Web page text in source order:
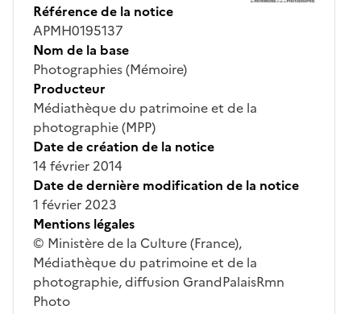
Référence de la notice
APMH0195137
Nom de la base
Photographies (Mémoire)
Producteur
Médiathèque du patrimoine et de la
photographie (MPP)
Date de création de la notice
14 février 2014
Date de dernière modification de la notice
1 février 2023
Mentions légales
© Ministère de la Culture (France),
Médiathèque du patrimoine et de la
photographie, diffusion GrandPalaisRmn
Photo